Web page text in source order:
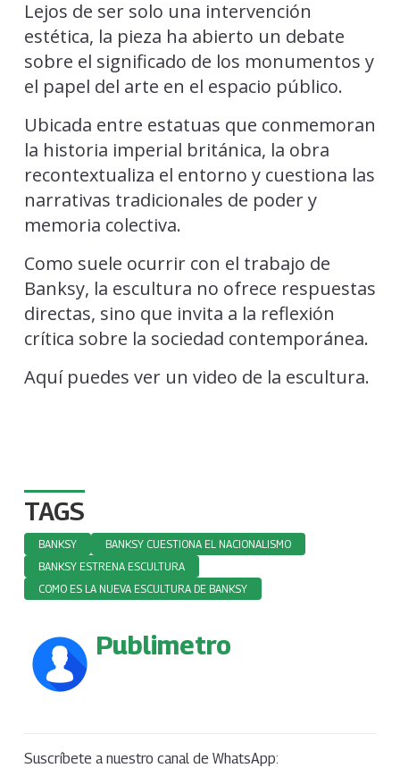
Lejos de ser solo una intervención
estética, la pieza ha abierto un debate
sobre el significado de los monumentos y
el papel del arte en el espacio público.
Ubicada entre estatuas que conmemoran
la historia imperial británica, la obra
recontextualiza el entorno y cuestiona las
narrativas tradicionales de poder y
memoria colectiva.
Como suele ocurrir con el trabajo de
Banksy, la escultura no ofrece respuestas
directas, sino que invita a la reflexión
crítica sobre la sociedad contemporánea.
Aquí puedes ver un video de la escultura.
TAGS
BANKSY
BANKSY CUESTIONA EL NACIONALISMO
BANKSY ESTRENA ESCULTURA
COMO ES LA NUEVA ESCULTURA DE BANKSY
Publimetro
Suscríbete a nuestro canal de WhatsApp: